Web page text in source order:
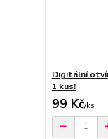
Digitální
1 kus!
99 Kč/ks